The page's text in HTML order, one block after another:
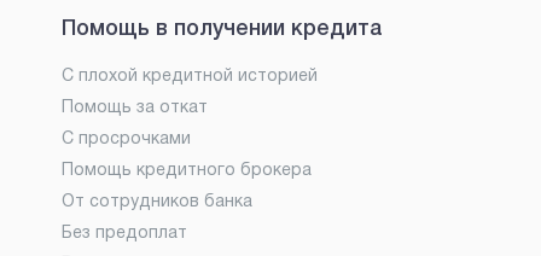
Помощь в получении кредита
С плохой кредитной историей
Помощь за откат
С просрочками
Помощь кредитного брокера
От сотрудников банка
Без предоплат